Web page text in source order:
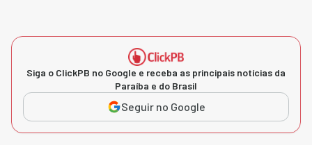
Siga o ClickPB no Google e receba as principais notícias da
Paraíba e do Brasil
Seguir no Google